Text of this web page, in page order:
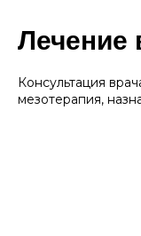
Лечение
Консультация
мезотерапия,